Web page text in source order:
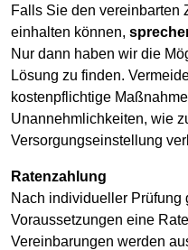
Falls Sie den vereinbarten
einhalten können,
Nur dann haben wir die
Lösung zu finden.
kostenpflichtige
Unannehmlichkeiten, wie
Versorgungseinstellung
Ratenzahlung
Nach individueller Prüfung
Voraussetzungen eine
Vereinbarungen werden